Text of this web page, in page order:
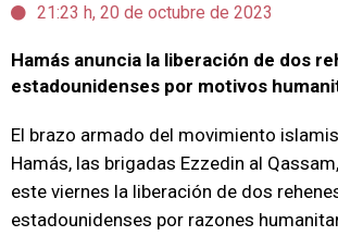
21:23 h, 20 de octubre de 2023
Hamás anuncia la liberación de dos
estadounidenses por motivos
El brazo armado del movimiento
Hamás, las brigadas Ezzedin al
este viernes la liberación de dos
estadounidenses por razones